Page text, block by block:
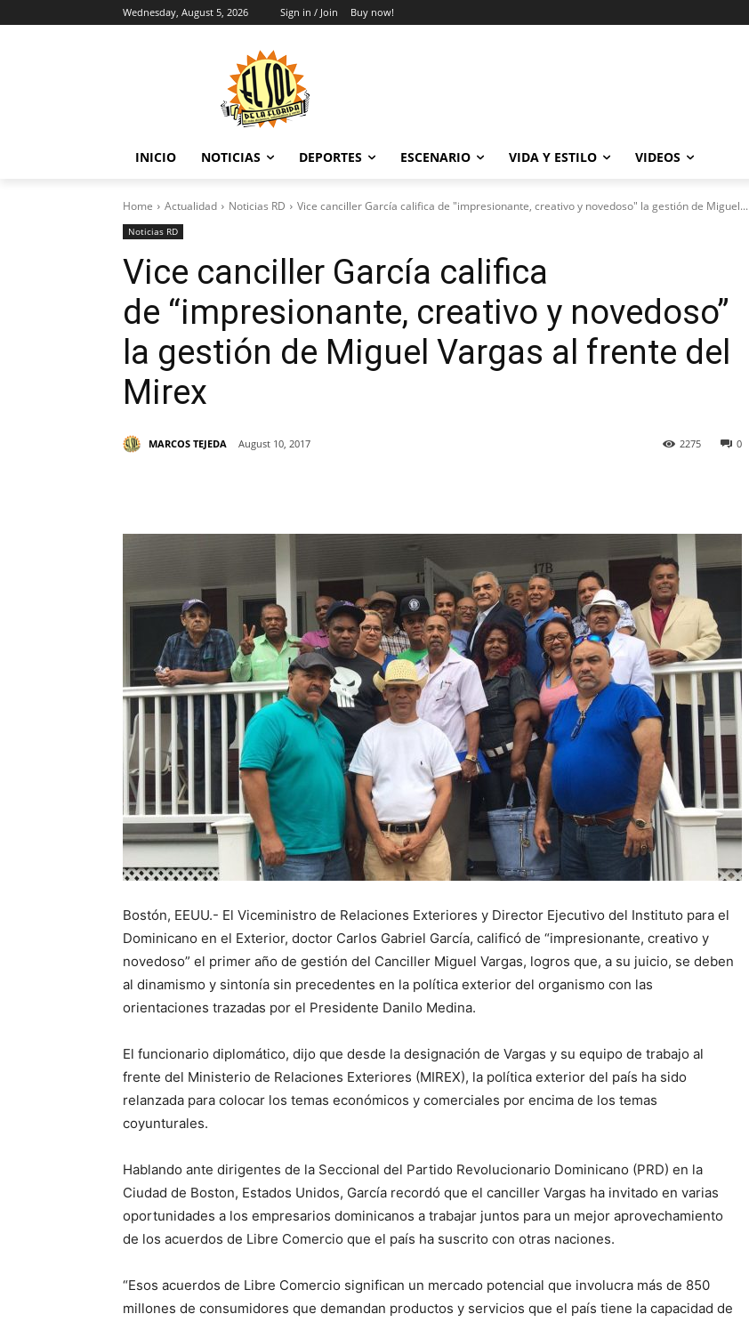
Wednesday, August 5, 2026 Sign in / Join Buy now!
INICIO NOTICIAS DEPORTES ESCENARIO VIDA Y ESTILO VIDEOS
Home Actualidad Noticias RD Vice canciller García califica de "impresionante, creativo y novedoso" la gestión de Miguel...
Noticias RD
Vice canciller García califica
de “impresionante, creativo y novedoso”
la gestión de Miguel Vargas al frente del
Mirex
MARCOS TEJEDA August 10, 2017 0
2275
Bostón, EEUU.- El Viceministro de Relaciones Exteriores y Director Ejecutivo del Instituto para el
Dominicano en el Exterior, doctor Carlos Gabriel García, calificó de “impresionante, creativo y
novedoso” el primer año de gestión del Canciller Miguel Vargas, logros que, a su juicio, se deben
al dinamismo y sintonía sin precedentes en la política exterior del organismo con las
orientaciones trazadas por el Presidente Danilo Medina.
El funcionario diplomático, dijo que desde la designación de Vargas y su equipo de trabajo al
frente del Ministerio de Relaciones Exteriores (MIREX), la política exterior del país ha sido
relanzada para colocar los temas económicos y comerciales por encima de los temas
coyunturales.
Hablando ante dirigentes de la Seccional del Partido Revolucionario Dominicano (PRD) en la
Ciudad de Boston, Estados Unidos, García recordó que el canciller Vargas ha invitado en varias
oportunidades a los empresarios dominicanos a trabajar juntos para un mejor aprovechamiento
de los acuerdos de Libre Comercio que el país ha suscrito con otras naciones.
“Esos acuerdos de Libre Comercio significan un mercado potencial que involucra más de 850
millones de consumidores que demandan productos y servicios que el país tiene la capacidad de